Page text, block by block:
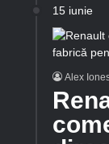
15 iunie
Alex